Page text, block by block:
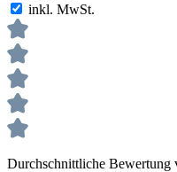
inkl. MwSt.
Durchschnittliche Bewertung